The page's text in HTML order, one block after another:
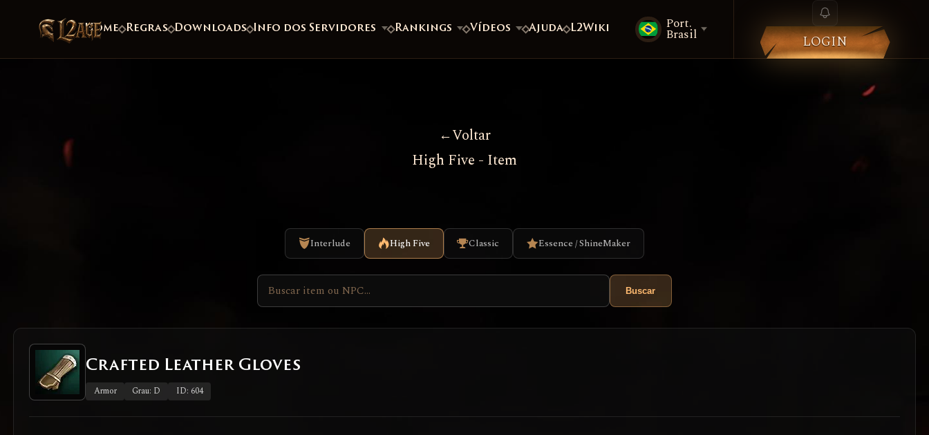
Home Regras Downloads Info dos Servidores Rankings Vídeos Ajuda L2Wiki Port.
Brasil LOGIN
Voltar
High Five - Item
Interlude High Five Classic Essence / ShineMaker
Buscar
Crafted Leather Gloves
Armor Grau: D ID: 604